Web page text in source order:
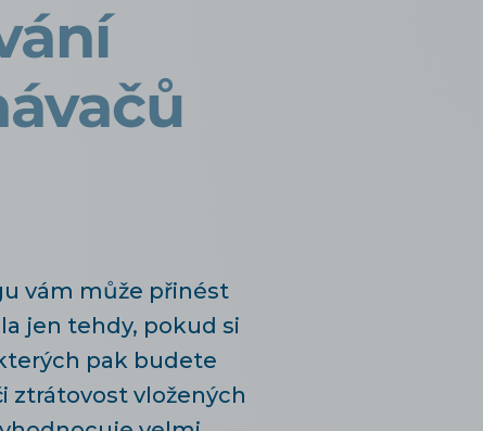
vám může přinést
jen tehdy, pokud si
pak budete
ztrátovost vložených